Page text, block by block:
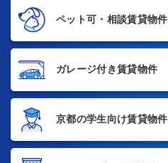
ペット可・相談賃貸物件
ガレージ付き賃貸物件
京都の学生向け賃貸物件